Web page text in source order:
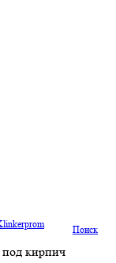
Поиск
под кирпич